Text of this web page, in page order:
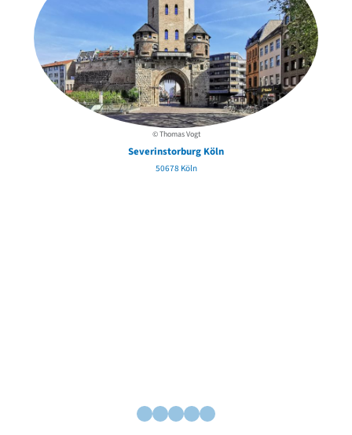
© Thomas Vogt
Severinstorburg Köln
50678 Köln